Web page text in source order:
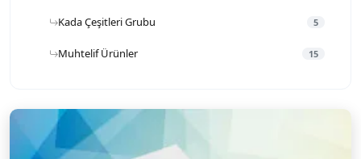
Kada Çeşitleri Grubu 5
Muhtelif Ürünler 15